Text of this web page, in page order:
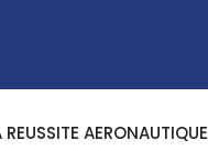
AERONAUTIQUE